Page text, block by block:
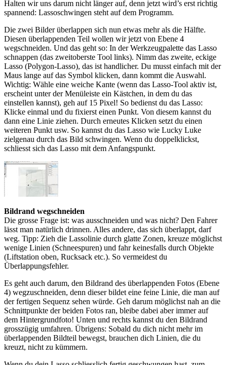
Halten wir uns darum nicht länger auf, denn jetzt wird’s erst richtig
spannend: Lassoschwingen steht auf dem Programm.
Die zwei Bilder überlappen sich nun etwas mehr als die Hälfte.
Diesen überlappenden Teil wollen wir jetzt von Ebene 4
wegschneiden. Und das geht so: In der Werkzeugpalette das Lasso
schnappen (das zweitoberste Tool links). Nimm das zweite, eckige
Lasso (Polygon-Lasso), das ist handlicher. Du musst einfach mit der
Maus lange auf das Symbol klicken, dann kommt die Auswahl.
Wichtig: Wähle eine weiche Kante (wenn das Lasso-Tool aktiv ist,
erscheint unter der Menüleiste ein Kästchen, in dem du das
einstellen kannst), geh auf 15 Pixel! So bedienst du das Lasso:
Klicke einmal und du fixierst einen Punkt. Von diesem kannst du
dann eine Linie ziehen. Durch erneutes Klicken setzt du einen
weiteren Punkt usw. So kannst du das Lasso wie Lucky Luke
zielgenau durch das Bild schwingen. Wenn du doppelklickst,
schliesst sich das Lasso mit dem Anfangspunkt.
Bildrand wegschneiden
Die grosse Frage ist: was ausschneiden und was nicht? Den Fahrer
lässt man natürlich drinnen. Alles andere, das sich überlappt, darf
weg. Tipp: Zieh die Lassolinie durch glatte Zonen, kreuze möglichst
wenige Linien (Schneespuren) und fahr keinesfalls durch Objekte
(Liftstation oben, Rucksack etc.). So vermeidest du
Überlappungsfehler.
Es geht auch darum, den Bildrand des überlappenden Fotos (Ebene
4) wegzuschneiden, denn dieser bildet eine feine Linie, die man auf
der fertigen Sequenz sehen würde. Geh darum möglichst nah an die
Schnittpunkte der beiden Fotos ran, bleibe dabei aber immer auf
dem Hintergrundfoto! Unten und rechts kannst du den Bildrand
grosszügig umfahren. Übrigens: Sobald du dich nicht mehr im
überlappenden Bildteil bewegst, brauchen dich Linien, die du
kreuzt, nicht zu kümmern.